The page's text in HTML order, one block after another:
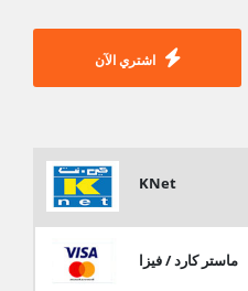
اشتري الآن
KNet
ماستر كارد / فيزا